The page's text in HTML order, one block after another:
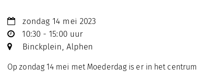
zondag 14 mei 2023
10:30 - 15:00 uur
Binckplein, Alphen
Op zondag 14 mei met Moederdag is er in het centrum